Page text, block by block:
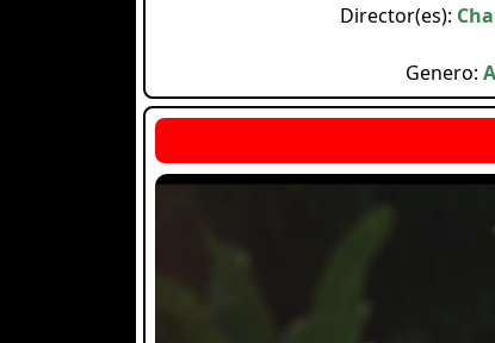
Director(es):
Genero: